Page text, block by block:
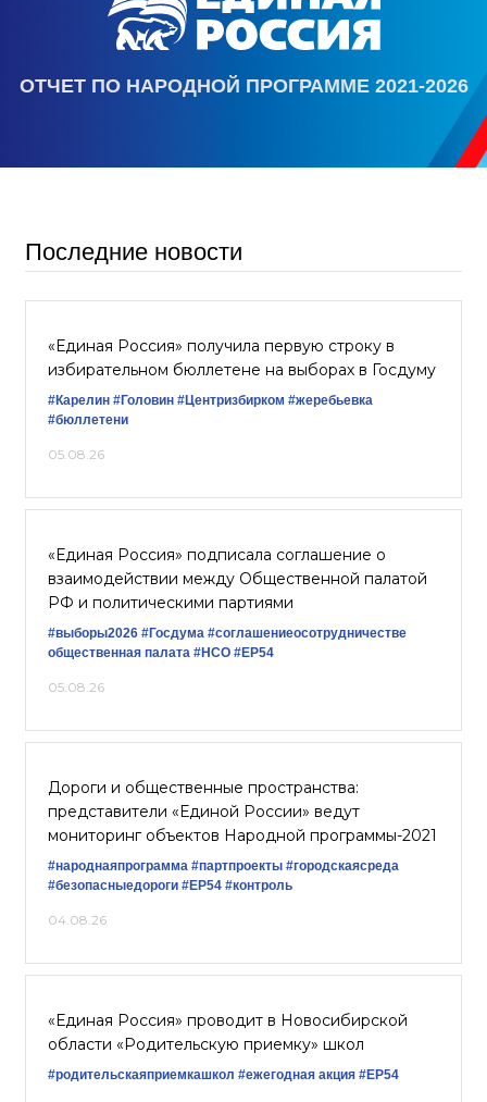
ОТЧЕТ ПО НАРОДНОЙ ПРОГРАММЕ 2021-2026
Последние новости
«Единая Россия» получила первую строку в
избирательном бюллетене на выборах в Госдуму
#Карелин #Головин #Центризбирком #жеребьевка
#бюллетени
05.08.26
«Единая Россия» подписала соглашение о
взаимодействии между Общественной палатой
РФ и политическими партиями
#выборы2026 #Госдума #соглашениеосотрудничестве
общественная палата #НСО #ЕР54
05.08.26
Дороги и общественные пространства:
представители «Единой России» ведут
мониторинг объектов Народной программы-2021
#народнаяпрограмма #партпроекты #городскаясреда
#безопасныедороги #ЕР54 #контроль
04.08.26
«Единая Россия» проводит в Новосибирской
области «Родительскую приемку» школ
#родительскаяприемкашкол #ежегодная акция #ЕР54